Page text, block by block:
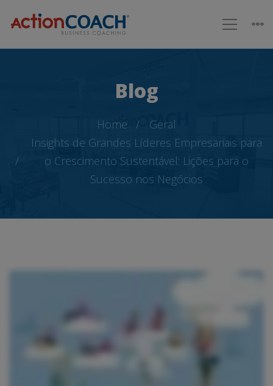
Blog
Home
Geral
Insights de Grandes Líderes Empresariais para
o Crescimento Sustentável: Lições para o
Sucesso nos Negócios